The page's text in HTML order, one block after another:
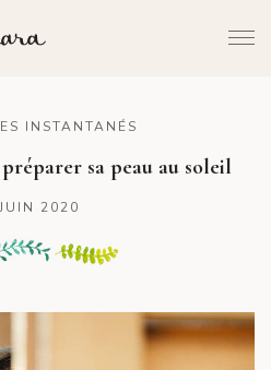
INSTANTANÉS
sa peau au soleil
2020